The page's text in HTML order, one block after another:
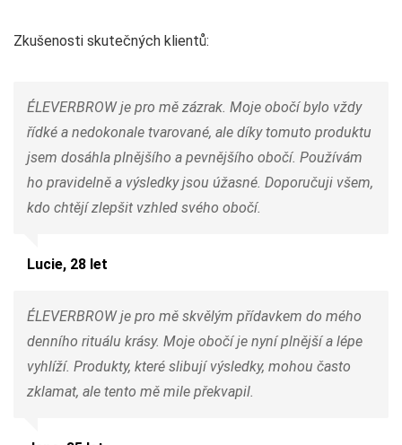
Zkušenosti skutečných klientů:
ÉLEVERBROW je pro mě zázrak. Moje obočí bylo vždy
řídké a nedokonale tvarované, ale díky tomuto produktu
jsem dosáhla plnějšího a pevnějšího obočí. Používám
ho pravidelně a výsledky jsou úžasné. Doporučuji všem,
kdo chtějí zlepšit vzhled svého obočí.
Lucie, 28 let
ÉLEVERBROW je pro mě skvělým přídavkem do mého
denního rituálu krásy. Moje obočí je nyní plnější a lépe
vyhlíží. Produkty, které slibují výsledky, mohou často
zklamat, ale tento mě mile překvapil.